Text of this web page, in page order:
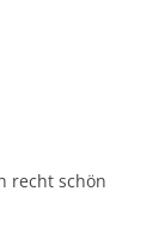
recht schön